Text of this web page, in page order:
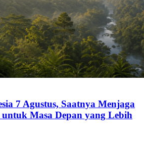
7 Agustus, Saatnya Menjaga
Masa Depan yang Lebih